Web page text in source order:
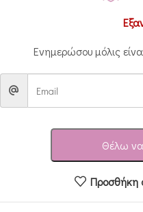
Ενημερώσου μόλις
Θέλω
Προσθήκη